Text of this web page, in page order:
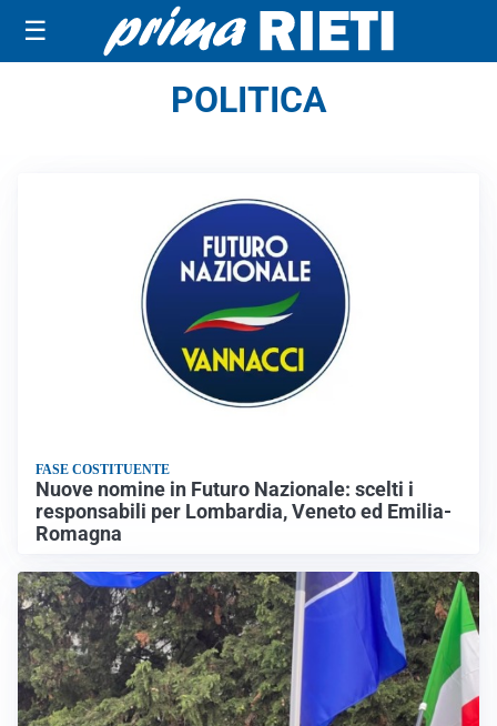
☰
POLITICA
FASE COSTITUENTE
Nuove nomine in Futuro Nazionale: scelti i
responsabili per Lombardia, Veneto ed Emilia-
Romagna